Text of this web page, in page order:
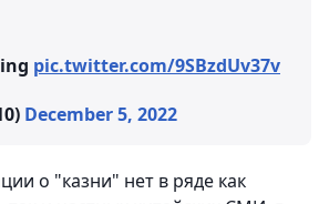
pic.twitter.com/9SBzdUv37v
December 5, 2022
о "казни" нет в ряде как